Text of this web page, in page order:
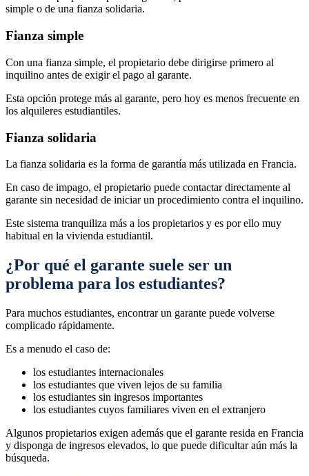
simple o de una fianza solidaria.
Fianza simple
Con una fianza simple, el propietario debe dirigirse primero al
inquilino antes de exigir el pago al garante.
Esta opción protege más al garante, pero hoy es menos frecuente en
los alquileres estudiantiles.
Fianza solidaria
La fianza solidaria es la forma de garantía más utilizada en Francia.
En caso de impago, el propietario puede contactar directamente al
garante sin necesidad de iniciar un procedimiento contra el inquilino.
Este sistema tranquiliza más a los propietarios y es por ello muy
habitual en la vivienda estudiantil.
¿Por qué el garante suele ser un
problema para los estudiantes?
Para muchos estudiantes, encontrar un garante puede volverse
complicado rápidamente.
Es a menudo el caso de:
los estudiantes internacionales
los estudiantes que viven lejos de su familia
los estudiantes sin ingresos importantes
los estudiantes cuyos familiares viven en el extranjero
Algunos propietarios exigen además que el garante resida en Francia
y disponga de ingresos elevados, lo que puede dificultar aún más la
búsqueda.